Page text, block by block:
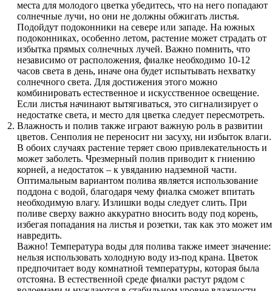
места для молодого цветка убедитесь, что на него попадают
солнечные лучи, но они не должны обжигать листья.
Подойдут подоконники на севере или западе. На южных
подоконниках, особенно летом, растение может страдать от
избытка прямых солнечных лучей. Важно помнить, что
независимо от расположения, фиалке необходимо 10-12
часов света в день, иначе она будет испытывать нехватку
солнечного света. Для достижения этого можно
комбинировать естественное и искусственное освещение.
Если листья начинают вытягиваться, это сигнализирует о
недостатке света, и место для цветка следует пересмотреть.
Влажность и полив также играют важную роль в развитии
цветов. Сенполия не переносит ни засуху, ни избыток влаги.
В обоих случаях растение теряет свою привлекательность и
может заболеть. Чрезмерный полив приводит к гниению
корней, а недостаток – к увяданию надземной части.
Оптимальным вариантом полива является использование
поддона с водой, благодаря чему фиалка сможет впитать
необходимую влагу. Излишки воды следует слить. При
поливе сверху важно аккуратно вносить воду под корень,
избегая попадания на листья и розетки, так как это может им
навредить.
Важно! Температура воды для полива также имеет значение:
нельзя использовать холодную воду из-под крана. Цветок
предпочитает воду комнатной температуры, которая была
отстояна. В естественной среде фиалки растут рядом с